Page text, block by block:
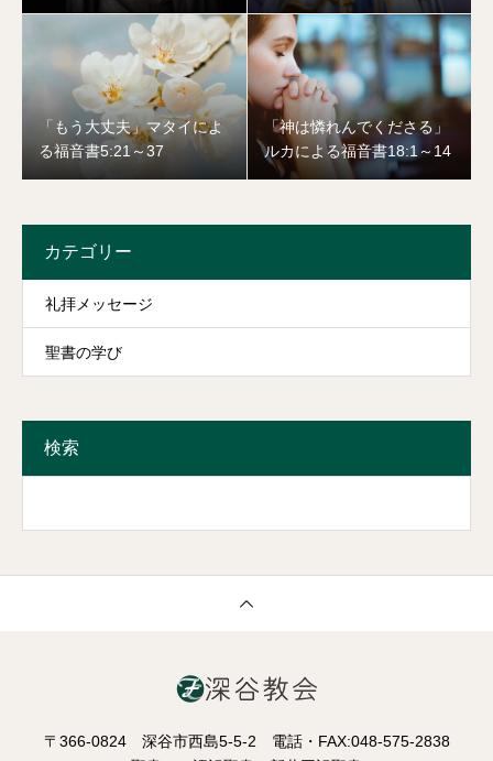
「もう大丈夫」マタイによ
る福音書5:21～37
「神は憐れんでくださる」
ルカによる福音書18:1～14
カテゴリー
礼拝メッセージ
聖書の学び
検索
〒366-0824 深谷市西島5-5-2 電話・FAX:048-575-2838